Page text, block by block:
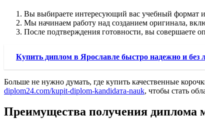
Вы выбираете интересующий вас учебный формат и
Мы начинаем работу над созданием оригинала,
После подтверждения готовности, вы совершаете
Купить диплом в Ярославле быстро надежно и без
Больше не нужно думать, где купить качественные
diplom24.com/kupit-diplom-kandidата-nauk, чтобы стать
Преимущества получения диплома